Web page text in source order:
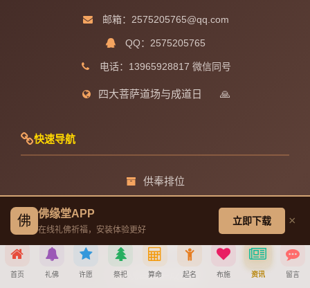
邮箱：2575205765@qq.com
QQ：2575205765
电话：13965928817 微信同号
四大菩萨道场与成道日 🙏
快速导航
供奉排位
静心阁
观音菩萨成道日
佛 佛缘堂APP
在线礼佛祈福，安装体验更好
立即下载 ×
首页 礼佛 许愿 祭祀 算命 起名 布施 资讯 留言